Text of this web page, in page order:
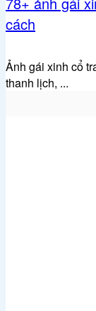
cách
Ảnh gái xinh cổ
thanh lịch, ...